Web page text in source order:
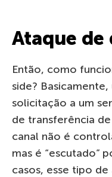
Ataque de
Então, como
side?
solicitação a um
de transferência
canal não é
mas é “escutado”
casos, esse tipo